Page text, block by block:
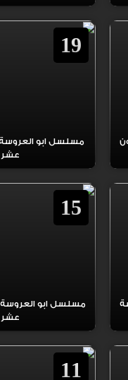
19
عشر HD
15
عشر HD
11